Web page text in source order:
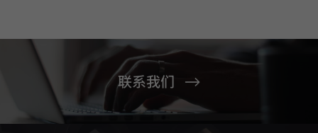
联系我们